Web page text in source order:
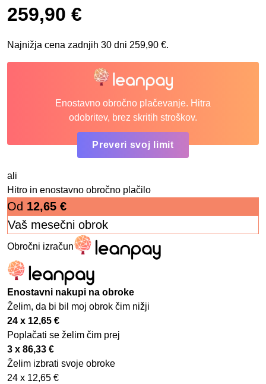
259,90 €
Najnižja cena zadnjih 30 dni 259,90 €.
Enostavno obročno plačevanje. Hitra
odobritev, brez skritih stroškov.
Preveri svoj limit
ali
Hitro in enostavno obročno plačilo
Od 12,65 €
Vaš mesečni obrok
Obročni izračun
Enostavni nakupi na obroke
Želim, da bi bil moj obrok čim nižji
24 x 12,65 €
Poplačati se želim čim prej
3 x 86,33 €
Želim izbrati svoje obroke
24 x 12,65 €